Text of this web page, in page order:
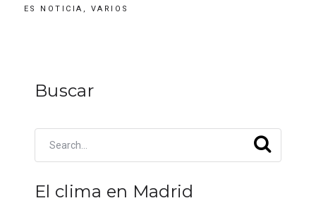
ES NOTICIA , VARIOS
Buscar
El clima en Madrid